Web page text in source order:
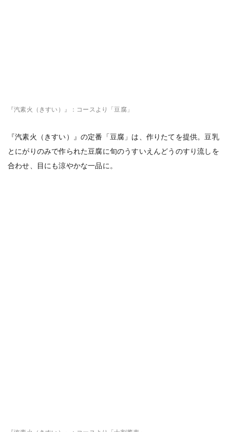
『汽素火（きすい）』：コースより「豆腐」
『汽素火（きすい）』の定番「豆腐」は、作りたてを提供。豆乳
とにがりのみで作られた豆腐に旬のうすいえんどうのすり流しを
合わせ、目にも涼やかな一品に。